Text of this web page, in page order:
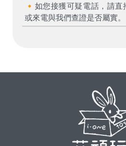
🔸如您接獲可疑電話，請直
或來電與我們查證是否屬實。